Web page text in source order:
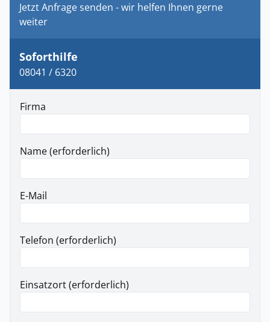
Jetzt Anfrage senden - wir helfen Ihnen gerne
weiter
Soforthilfe
08041 / 6320
Firma
Name (erforderlich)
E-Mail
Telefon (erforderlich)
Einsatzort (erforderlich)